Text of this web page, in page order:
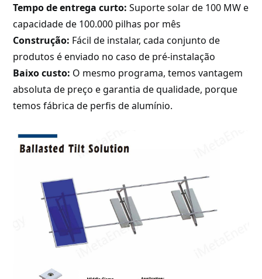
Tempo de entrega curto:Suporte solar de 100 MW e
capacidade de 100.000 pilhas por mês
Construção: Fácil de instalar, cada conjunto de
produtos é enviado no caso de pré-instalação
Baixo custo: O mesmo programa, temos vantagem
absoluta de preço e garantia de qualidade, porque
temos fábrica de perfis de alumínio.